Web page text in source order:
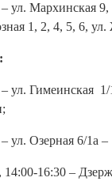
ул. Мархинская
1, 2, 4, 5, 6,
ул. Гимеинская
ул. Озерная 6/1а
14:00-16:30 –